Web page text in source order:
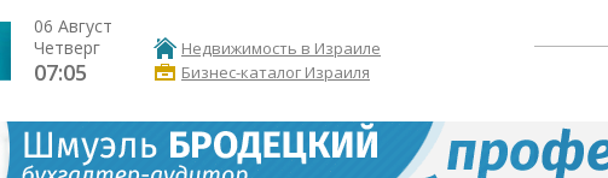
06 Август
Четверг
07:05
Недвижимость в Израиле
Бизнес-каталог Израиля